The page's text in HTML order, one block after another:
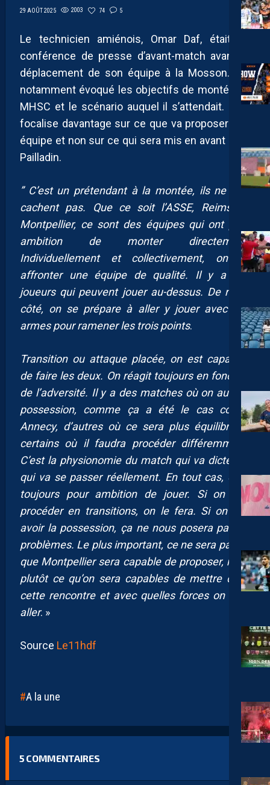
29 AOÛT 2025 2003 74 5
Le technicien amiénois, Omar Daf, était en
conférence de presse d’avant-match avant le
déplacement de son équipe à la Mosson. Il a
notamment évoqué les objectifs de montée du
MHSC et le scénario auquel il s’attendait. Il se
focalise davantage sur ce que va proposer son
équipe et non sur ce qui sera mis en avant côté
Pailladin.
” C’est un prétendant à la montée, ils ne s’en
cachent pas. Que ce soit l’ASSE, Reims ou
Montpellier, ce sont des équipes qui ont pour
ambition de monter directement.
Individuellement et collectivement, on va
affronter une équipe de qualité. Il y a des
joueurs qui peuvent jouer au-dessus. De notre
côté, on se prépare à aller y jouer avec nos
armes pour ramener les trois points.
Transition ou attaque placée, on est capables
de faire les deux. On réagit toujours en fonction
de l’adversité. Il y a des matches où on aura la
possession, comme ça a été le cas contre
Annecy, d’autres où ce sera plus équilibré et
certains où il faudra procéder différemment.
C’est la physionomie du match qui va dicter ce
qui va se passer réellement. En tout cas, on a
toujours pour ambition de jouer. Si on doit
procéder en transitions, on le fera. Si on doit
avoir la possession, ça ne nous posera pas de
problèmes. Le plus important, ce ne sera pas ce
que Montpellier sera capable de proposer, mais
plutôt ce qu’on sera capables de mettre dans
cette rencontre et avec quelles forces on va y
aller. »
Source Le11hdf
A la une
5 COMMENTAIRES